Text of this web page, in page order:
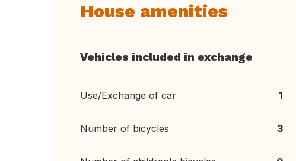
House amenities
Vehicles included in exchange
Use/Exchange of car 1
Number of bicycles 3